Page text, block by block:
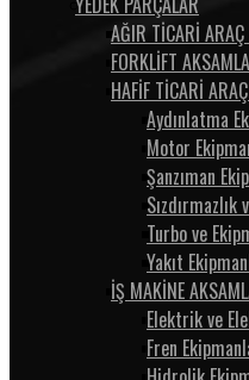
AĞIR TİCARİ
FORKLİFT
HAFİF TİCARİ
Aydınlatma
Motor
Şanzıman
Sızdırmazlık
Turbo ve
Yakıt
İŞ MAKİNE
Elektrik ve
Fren